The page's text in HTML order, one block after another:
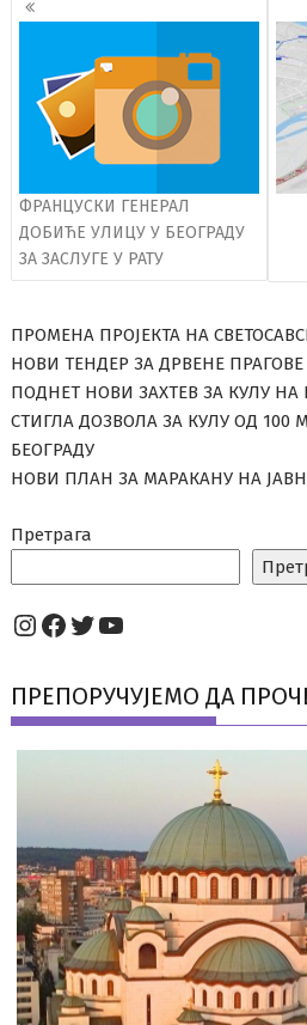
чланака
ФРАНЦУСКИ ГЕНЕРАЛ
ДОБИЋЕ УЛИЦУ У БЕОГРАДУ
ЗА ЗАСЛУГЕ У РАТУ
ПРОМЕНА ПРОЈЕКТА НА
НОВИ ТЕНДЕР ЗА ДРВЕНЕ
ПОДНЕТ НОВИ ЗАХТЕВ ЗА КУЛУ НА
СТИГЛА ДОЗВОЛА ЗА КУЛУ ОД 100
БЕОГРАДУ
НОВИ ПЛАН ЗА МАРАКАНУ НА
Претрага
Instagram
Facebook
Twitter
YouTube
ПРЕПОРУЧУЈЕМО ДА